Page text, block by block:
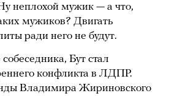
неплохой мужик — а что,
мужиков? Двигать
ради него не будут.
Бут стал
конфликта в ЛДПР.
Владимира Жириновского